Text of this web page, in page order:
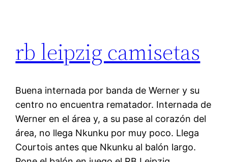
rb leipzig camisetas
Buena internada por banda de Werner y su
centro no encuentra rematador. Internada de
Werner en el área y, a su pase al corazón del
área, no llega Nkunku por muy poco. Llega
Courtois antes que Nkunku al balón largo.